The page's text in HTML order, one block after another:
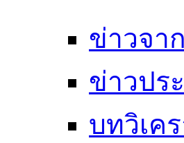
ข่าวจา
ข่าวปร
บทวิเค